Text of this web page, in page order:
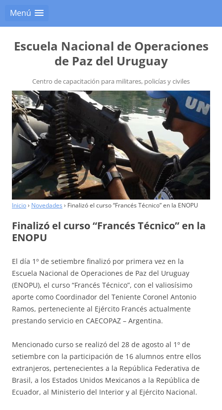
Menú
Escuela Nacional de Operaciones
de Paz del Uruguay
Centro de capacitación para militares, policías y civiles
Inicio › Novedades › Finalizó el curso “Francés Técnico” en la ENOPU
Finalizó el curso “Francés Técnico” en la
ENOPU
El día 1º de setiembre finalizó por primera vez en la
Escuela Nacional de Operaciones de Paz del Uruguay
(ENOPU), el curso “Francés Técnico”, con el valiosísimo
aporte como Coordinador del Teniente Coronel Antonio
Ramos, perteneciente al Ejército Francés actualmente
prestando servicio en CAECOPAZ – Argentina.
Mencionado curso se realizó del 28 de agosto al 1º de
setiembre con la participación de 16 alumnos entre ellos
extranjeros, pertenecientes a la República Federativa de
Brasil, a los Estados Unidos Mexicanos a la República de
Ecuador, al Ministerio del Interior y al Ejército Nacional.